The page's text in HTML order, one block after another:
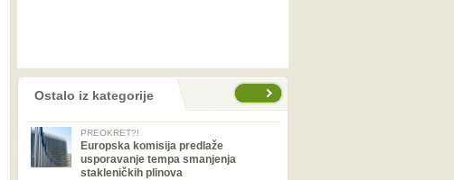
Ostalo iz kategorije
PREOKRET?!
Europska komisija predlaže
usporavanje tempa smanjenja
stakleničkih plinova